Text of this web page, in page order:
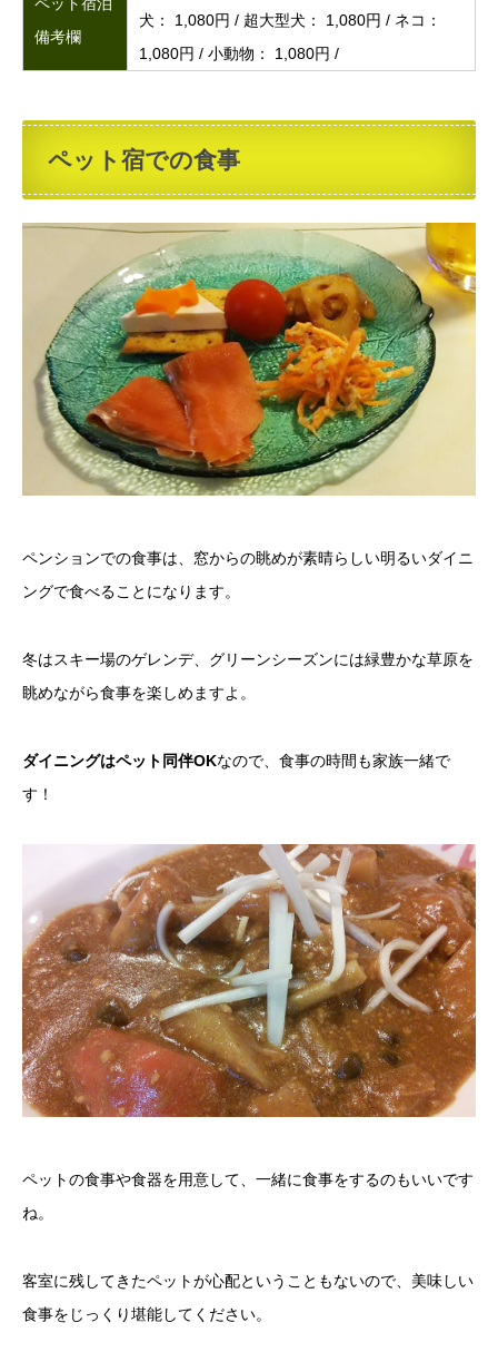
ペット宿泊
備考欄
犬： 1,080円 / 超大型犬： 1,080円 / ネコ：
1,080円 / 小動物： 1,080円 /
ペット宿での食事
ペンションでの食事は、窓からの眺めが素晴らしい明るいダイニ
ングで食べることになります。
冬はスキー場のゲレンデ、グリーンシーズンには緑豊かな草原を
眺めながら食事を楽しめますよ。
ダイニングはペット同伴OKなので、食事の時間も家族一緒で
す！
ペットの食事や食器を用意して、一緒に食事をするのもいいです
ね。
客室に残してきたペットが心配ということもないので、美味しい
食事をじっくり堪能してください。